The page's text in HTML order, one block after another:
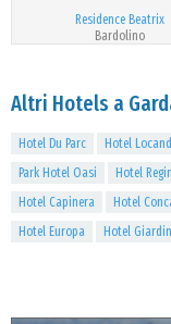
Residence Beatrix
Bardolino
Altri Hotels a
Hotel Du Parc Hotel
Park Hotel Oasi
Hotel
Hotel Capinera
Hotel
Hotel Europa
Hotel